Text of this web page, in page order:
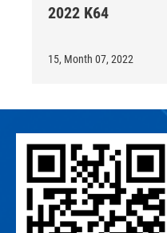
2022 K64
15, Month 07, 2022